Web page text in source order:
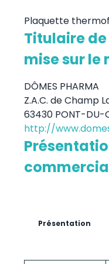
Plaquette
Titulaire
mise sur le
DÔMES PHARMA
Z.A.C. de Champ
63430 PONT-DU-
http://
Présentation